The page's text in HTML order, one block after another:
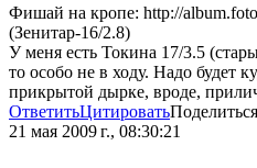
Фишай на кропе: http://
(Зенитар-16/2.8)
У меня есть Токина 17/3.5
то особо не в ходу. Надо будет
прикрытой дырке, вроде,
ОтветитьЦитироватьПоделиться
21 мая 2009 г., 08:30:21